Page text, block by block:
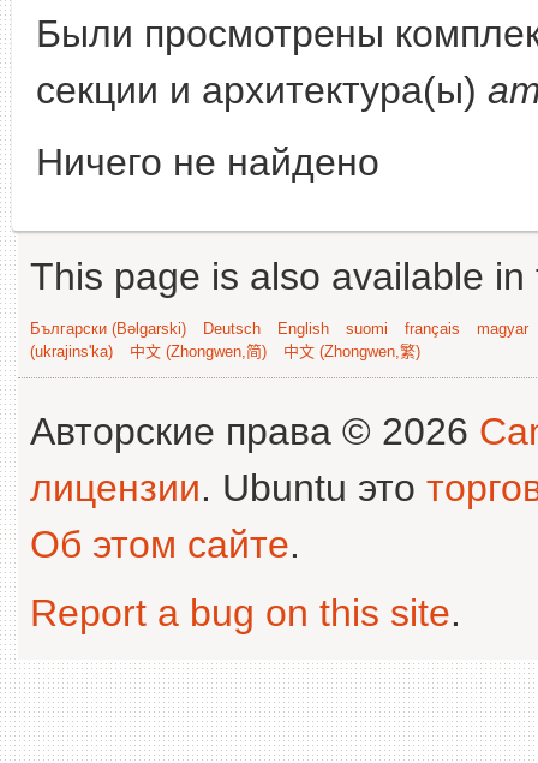
Были просмотрены
секции и архитектура(ы)
Ничего не найдено
This page is also available
Български (Bəlgarski) Deutsch English suomi français
magyar
(ukrajins'ka)
中文 (Zhongwen,简) 中文 (Zhongwen,繁)
Авторские права © 2026
лицензии. Ubuntu это
Об этом сайте.
Report a bug on this site.